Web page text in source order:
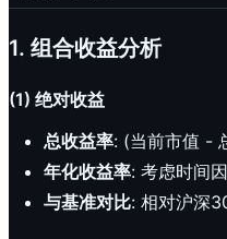
1. 组合收益分析
(1) 绝对收益
总收益率: (当前市值 -
年化收益率: 考虑时间
与基准对比: 相对沪深